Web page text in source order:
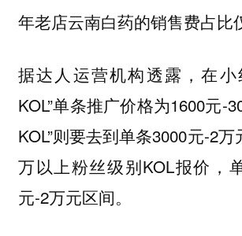
年老店云南白药的销售费占比
据达人运营机构透露，在小
KOL”单条推广价格为1600元-
KOL”则要去到单条3000元-2
万以上粉丝级别KOL报价，
元-2万元区间。